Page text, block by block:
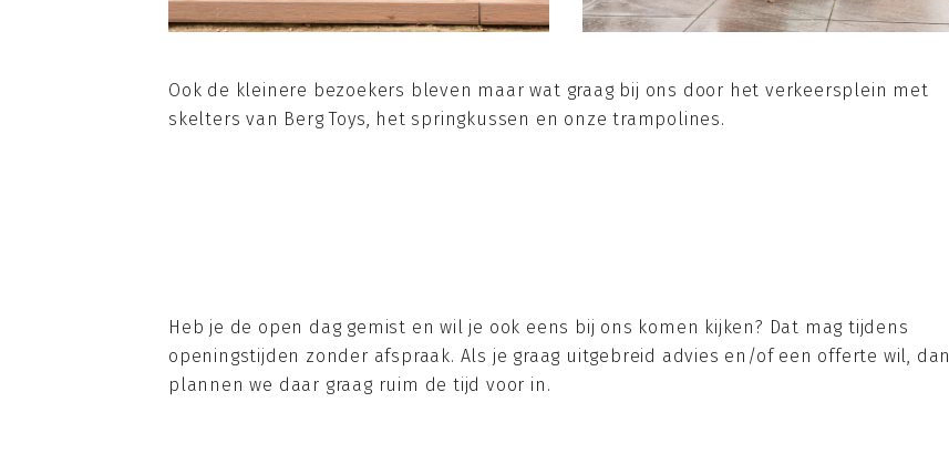
Ook de kleinere bezoekers bleven maar wat graag bij ons door het verkeersplein met
skelters van Berg Toys, het springkussen en onze trampolines.
Heb je de open dag gemist en wil je ook eens bij ons komen kijken? Dat mag tijdens
openingstijden zonder afspraak. Als je graag uitgebreid advies en/of een offerte wil, dan
plannen we daar graag ruim de tijd voor in.